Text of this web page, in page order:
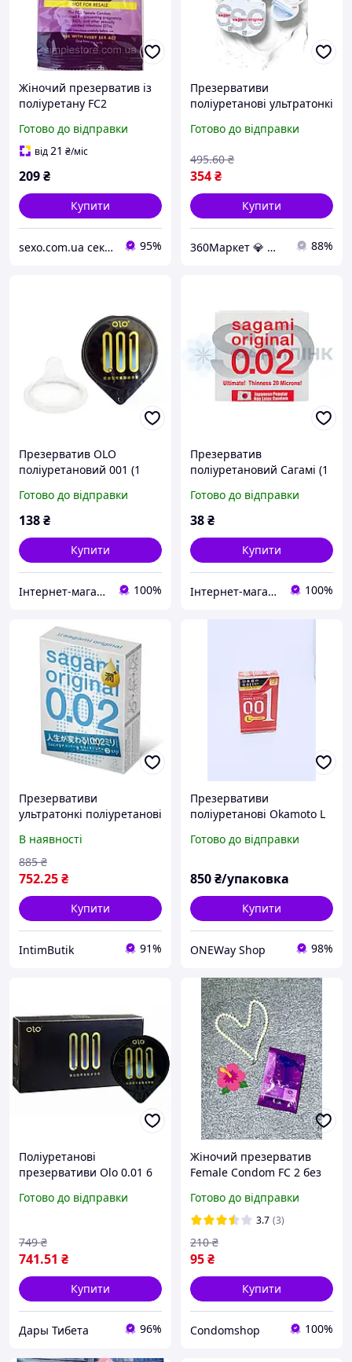
Жіночий презерватив із
поліуретану FC2
Готово до відправки
від21 ₴/міс
209₴
Купити
sexo.com.ua секс-шоп інтернет-магазин 95%
Презервативи
поліуретанові ультратонкі
натуральних відчуттів, 1
Готово до відправки
354₴
495.60 ₴
Купити
360Маркет 💎 — усе, що потрібно під рукою ✅ 88%
Презерватив OLO
поліуретановий 001 (1
Готово до відправки
138₴
Купити
Інтернет-магазин "Амур" 100%
Презерватив
поліуретановий Сагамі (1
Готово до відправки
38₴
Купити
Інтернет-магазин "Амур" 100%
Презервативи
ультратонкі поліуретанові
мастилом (ціна за
упаковку, 3 шт)
В наявності
752.25₴
885 ₴
Купити
IntimButik 91%
Презервативи
поліуретанові Okamoto L
Японії ! 3 шт
Готово до відправки
850₴/упаковка
Купити
ONEWay Shop 98%
Поліуретанові
презервативи Olo 0.01 6
преміум
Готово до відправки
741.51 ₴
749 ₴
Купити
Дары Тибета 96%
Жіночий презерватив
Female Condom FC 2 без
Малайзія
Готово до відправки
3.7 (3)
95₴
210 ₴
Купити
Condomshop 100%